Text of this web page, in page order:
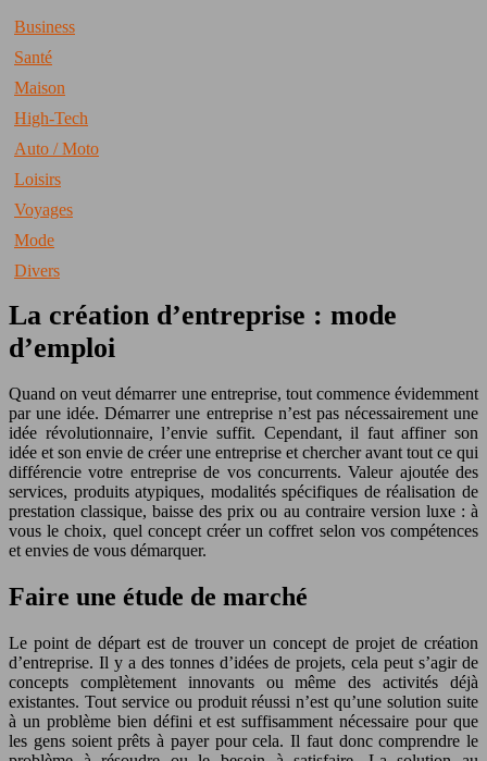
Business
Santé
Maison
High-Tech
Auto / Moto
Loisirs
Voyages
Mode
Divers
La création d’entreprise : mode
d’emploi
Quand on veut démarrer une entreprise, tout commence évidemment
par une idée. Démarrer une entreprise n’est pas nécessairement une
idée révolutionnaire, l’envie suffit. Cependant, il faut affiner son
idée et son envie de créer une entreprise et chercher avant tout ce qui
différencie votre entreprise de vos concurrents. Valeur ajoutée des
services, produits atypiques, modalités spécifiques de réalisation de
prestation classique, baisse des prix ou au contraire version luxe : à
vous le choix, quel concept créer un coffret selon vos compétences
et envies de vous démarquer.
Faire une étude de marché
Le point de départ est de trouver un concept de projet de création
d’entreprise. Il y a des tonnes d’idées de projets, cela peut s’agir de
concepts complètement innovants ou même des activités déjà
existantes. Tout service ou produit réussi n’est qu’une solution suite
à un problème bien défini et est suffisamment nécessaire pour que
les gens soient prêts à payer pour cela. Il faut donc comprendre le